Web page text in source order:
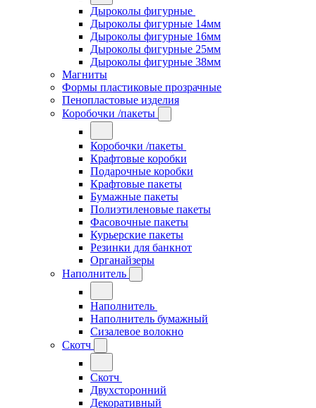
Дыроколы фигурные
Дыроколы фигурные 14мм
Дыроколы фигурные 16мм
Дыроколы фигурные 25мм
Дыроколы фигурные 38мм
Магниты
Формы пластиковые прозрачные
Пенопластовые изделия
Коробочки /пакеты
Коробочки /пакеты
Крафтовые коробки
Подарочные коробки
Крафтовые пакеты
Бумажные пакеты
Полиэтиленовые пакеты
Фасовочные пакеты
Курьерские пакеты
Резинки для банкнот
Органайзеры
Наполнитель
Наполнитель
Наполнитель бумажный
Сизалевое волокно
Скотч
Скотч
Двухсторонний
Декоративный